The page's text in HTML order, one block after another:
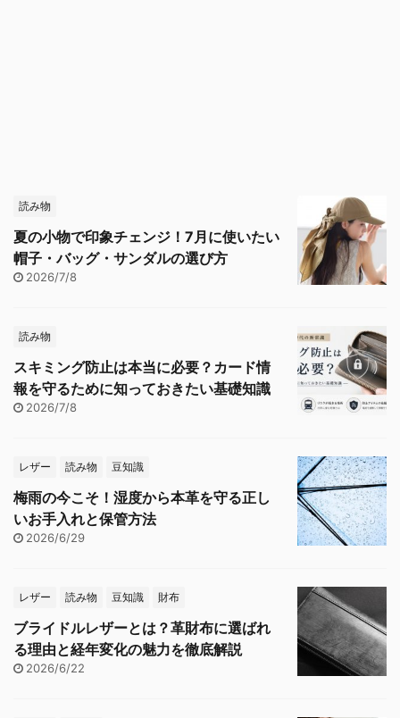
読み物
夏の小物で印象チェンジ！7月に使いたい
帽子・バッグ・サンダルの選び方
2026/7/8
読み物
スキミング防止は本当に必要？カード情
報を守るために知っておきたい基礎知識
2026/7/8
レザー 読み物 豆知識
梅雨の今こそ！湿度から本革を守る正し
いお手入れと保管方法
2026/6/29
レザー 読み物 豆知識 財布
ブライドルレザーとは？革財布に選ばれ
る理由と経年変化の魅力を徹底解説
2026/6/22